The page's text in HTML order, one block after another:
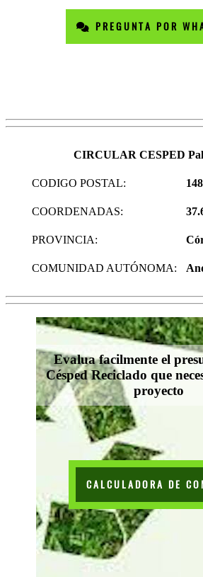
PREGUNTA POR
CIRCULAR CESPED
CODIGO POSTAL:
COORDENADAS:
PROVINCIA:
COMUNIDAD AUTÓNOMA:
Evalua facilmente el
Césped Reciclado que
proyecto
CALCULADORA DE